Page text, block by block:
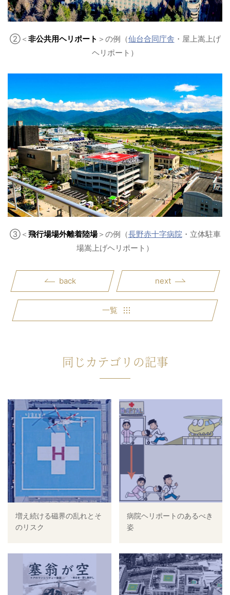
②＜ 非公共用ヘリポート ＞の例（仙台合同庁舎 ・屋上嵩上げ
ヘリポート）
③＜ 飛行場場外離着陸場＞の例（長野赤十字病院 ・立体駐車
場嵩上げヘリポート）
back next
一覧
同じカテゴリの記事
増え続ける磁界の乱れとそ
のリスク
病院ヘリポートのあるべき
姿